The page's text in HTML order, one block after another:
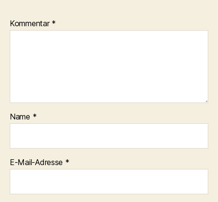
Kommentar *
Name *
E-Mail-Adresse *